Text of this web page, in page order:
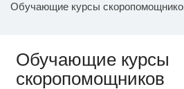
Обучающие курсы
Обучающие курсы
скоропомощников